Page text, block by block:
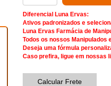
Diferencial Luna Ervas:
Ativos padronizados e
Luna Ervas Farmácia de
Todos os nossos Manipulados
Deseja uma fórmula
Caso prefira, ligue em nossas
Calcular Frete